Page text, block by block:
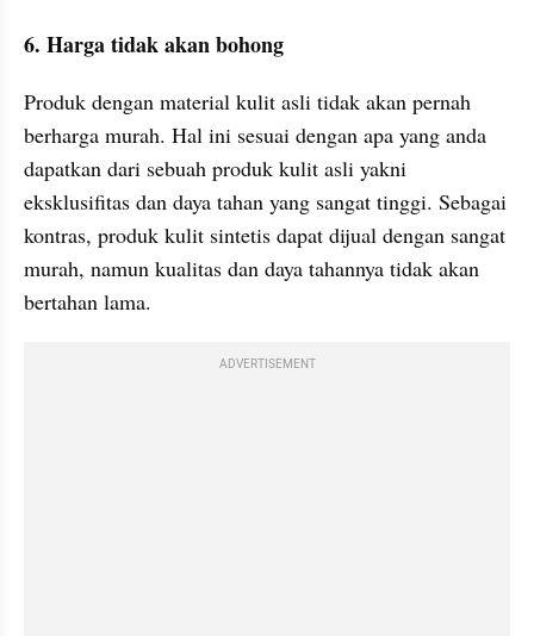
6. Harga tidak akan bohong
Produk dengan material kulit asli tidak akan pernah
berharga murah. Hal ini sesuai dengan apa yang anda
dapatkan dari sebuah produk kulit asli yakni
eksklusifitas dan daya tahan yang sangat tinggi. Sebagai
kontras, produk kulit sintetis dapat dijual dengan sangat
murah, namun kualitas dan daya tahannya tidak akan
bertahan lama.
ADVERTISEMENT